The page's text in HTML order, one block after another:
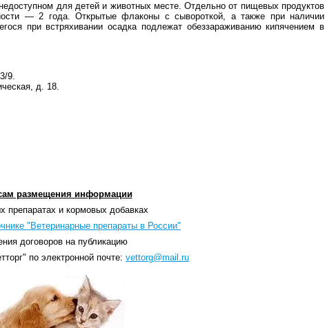
для детей и животных месте. Отдельно от пищевых продуктов
— 2 года. Открытые флаконы с сывороткой, а также при наличии
при встряхивании осадка подлежат обеззараживанию кипячением в
9.
д. 18.
размещения информации
препаратах и кормовых добавках
"Ветеринарные препараты в России"
договоров на публикацию
по электронной почте: vettorg@mail.ru